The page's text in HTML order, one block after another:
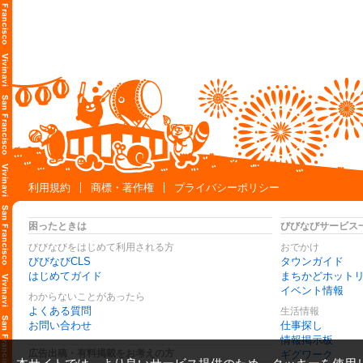
利用規約 商標・著作権 プライバシーポリシー
困ったときは
びびなびをはじめて利用される方
びびなびCLS
はじめてガイド
わからないことがあったら
よくある質問
お問い合わせ
びびなびサービス
おでかけ
タウンガイド
まちかどホット
イベント情報
生活情報
仕事探し
情報掲示板
ギグワーク